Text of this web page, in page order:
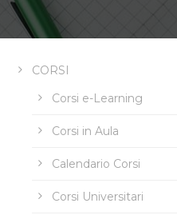
CORSI
Corsi e-Learning
Corsi in Aula
Calendario Corsi
Corsi Universitari